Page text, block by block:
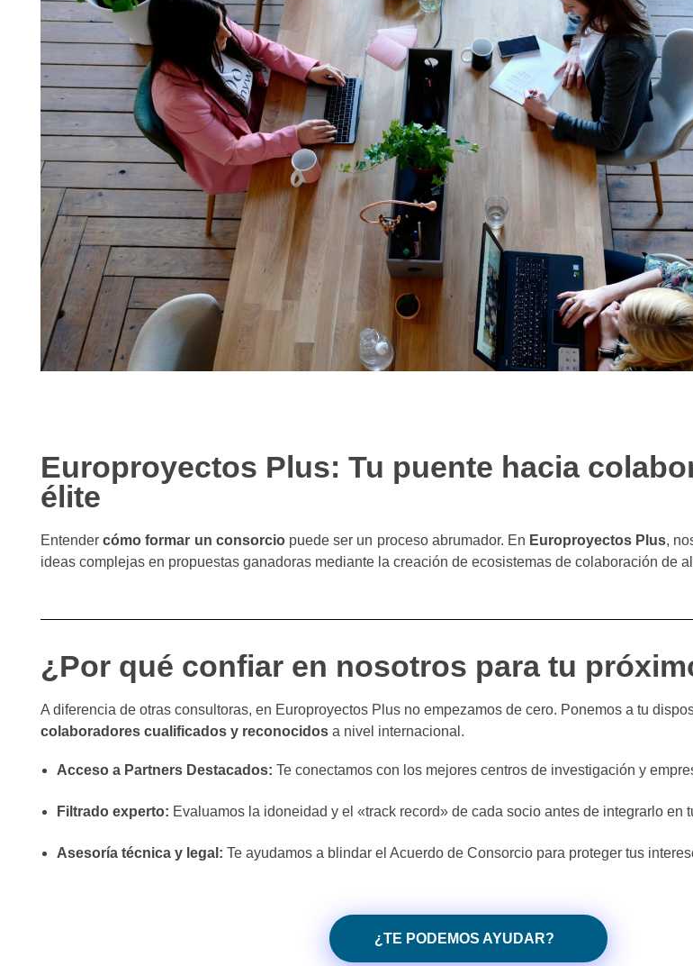
Europroyectos Plus: Tu puente hacia
élite
Entendercómo formar un consorciopuede ser un proceso abrumador. En Europroyectos Plus,
ideas complejas en propuestas ganadoras mediante la creación de ecosistemas de colaboración de
¿Por qué confiar en nosotros para tu
A diferencia de otras consultoras, en Europroyectos Plus no empezamos de cero. Ponemos a tu
colaboradores cualificados y reconocidos a nivel internacional.
Acceso a Partners Destacados: Te conectamos con los mejores centros de investigación y
Filtrado experto: Evaluamos la idoneidad y el «track record» de cada socio antes de integrarlo en
Asesoría técnica y legal: Te ayudamos a blindar el Acuerdo de Consorcio para proteger tus
¿TE PODEMOS AYUDAR?